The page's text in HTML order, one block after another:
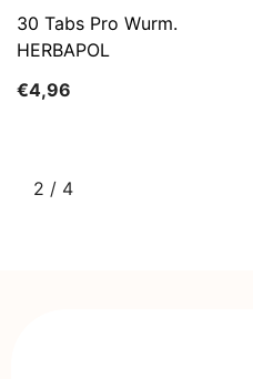
30 Tabs Pro Wurm.
HERBAPOL
€4,96
2 / von
4